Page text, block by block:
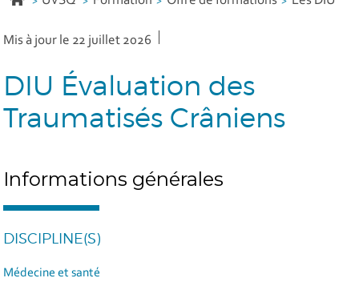
Mis à jour le 22 juillet 2026
DIU Évaluation des
Traumatisés Crâniens
Informations générales
DISCIPLINE(S)
Médecine et santé